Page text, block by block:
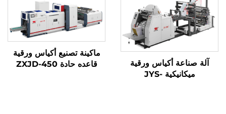
آلة صناعة أكياس ورقية
ميكانيكية JYS-
ماكينة تصنيع أكياس ورقية
قاعده حادة ZXJD-450